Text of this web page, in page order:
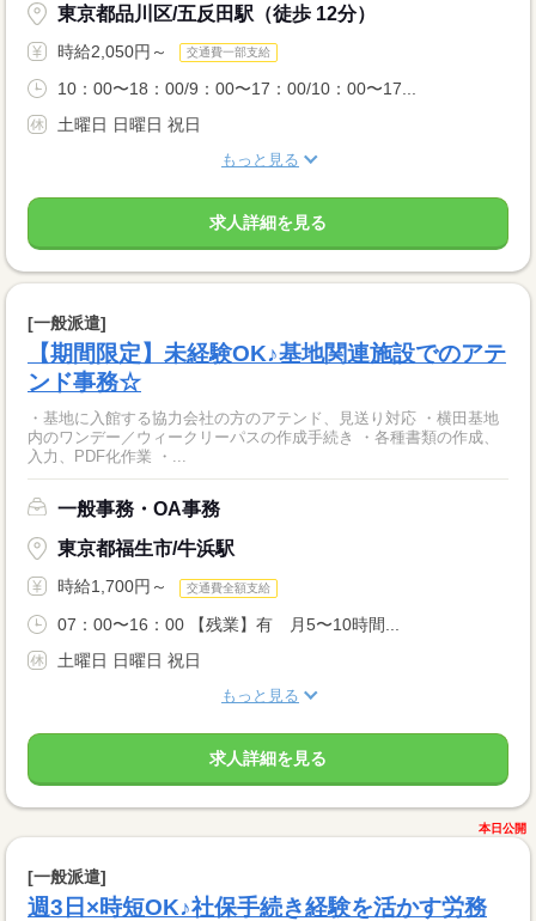
東京都品川区/五反田駅（徒歩 12分）
時給2,050円～ 交通費一部支給
10：00〜18：00/9：00〜17：00/10：00〜17...
土曜日 日曜日 祝日
もっと見る
求人詳細を見る
[一般派遣]
【期間限定】未経験OK♪基地関連施設でのアテ
ンド事務☆
・基地に入館する協力会社の方のアテンド、見送り対応 ・横田基地
内のワンデー／ウィークリーパスの作成手続き ・各種書類の作成、
入力、PDF化作業 ・...
一般事務・OA事務
東京都福生市/牛浜駅
時給1,700円～ 交通費全額支給
07：00〜16：00 【残業】有 月5〜10時間...
土曜日 日曜日 祝日
もっと見る
求人詳細を見る
本日公開
[一般派遣]
週3日×時短OK♪社保手続き経験を活かす労務